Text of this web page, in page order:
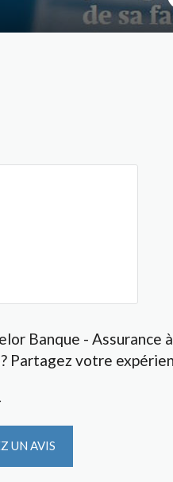
Banque - Assurance à
? Partagez votre
UN AVIS